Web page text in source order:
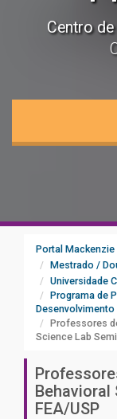
Centro
Portal Mackenzie
Mestrado /
Universidade
Programa de
Professores
Science Lab
Behavioral
FEA/USP